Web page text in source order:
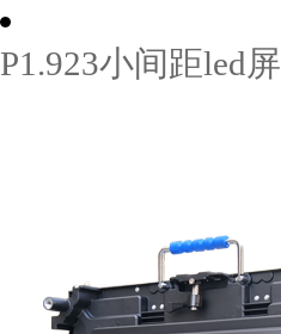
P1.923小间距led屏